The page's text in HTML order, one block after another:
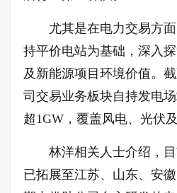
尤其是在电力交易方
持平价电站为基础，深入
及新能源项目环境价值。
司交易业务板块自持发电
超1GW，覆盖风电、光伏
林洋相关人士介绍，
已拓展至江苏、山东、安